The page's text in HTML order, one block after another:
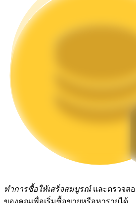
Launchpool
การเซ้งแบบยืดหยุ่นเพื่อรับโทเคน
การล็อค BTR
การลงทุนพิเศษสำหรับผู้ถือ BTR
ทำการซื้อให้เสร็จสมบูรณ์และตรวจสอ
ของคุณเพื่อเริ่มซื้อขายหรือหารายได้